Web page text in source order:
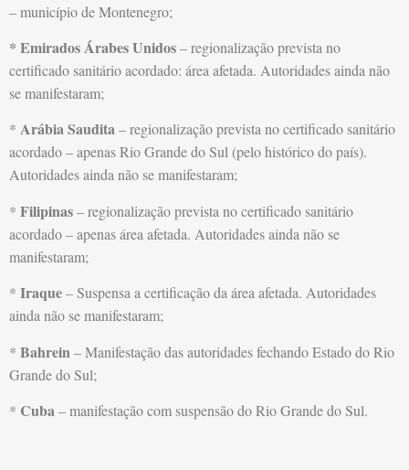
– município de Montenegro;
* Emirados Árabes Unidos– regionalização prevista no
certificado sanitário acordado: área afetada. Autoridades ainda não
se manifestaram;
* Arábia Saudita– regionalização prevista no certificado sanitário
acordado – apenas Rio Grande do Sul (pelo histórico do país).
Autoridades ainda não se manifestaram;
* Filipinas– regionalização prevista no certificado sanitário
acordado – apenas área afetada. Autoridades ainda não se
manifestaram;
* Iraque– Suspensa a certificação da área afetada. Autoridades
ainda não se manifestaram;
* Bahrein – Manifestação das autoridades fechando Estado do Rio
Grande do Sul;
* Cuba– manifestação com suspensão do Rio Grande do Sul.